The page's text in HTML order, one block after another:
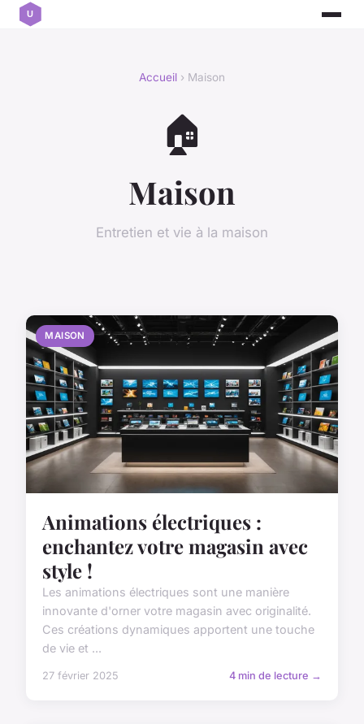
Accueil › Maison
🏠
Maison
Entretien et vie à la maison
MAISON
Animations électriques :
enchantez votre magasin avec
style !
Les animations électriques sont une manière
innovante d'orner votre magasin avec originalité.
Ces créations dynamiques apportent une touche
de vie et ...
27 février 2025 4 min de lecture →